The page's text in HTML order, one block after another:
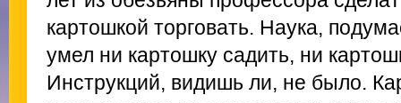
картошкой торговать. Наука,
умел ни картошку садить, ни
Инструкций, видишь ли, не было.